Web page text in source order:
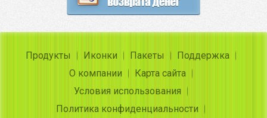
Продукты Иконки Пакеты
Поддержка
О компании
Карта сайта
Условия использования
Политика конфиденциальности